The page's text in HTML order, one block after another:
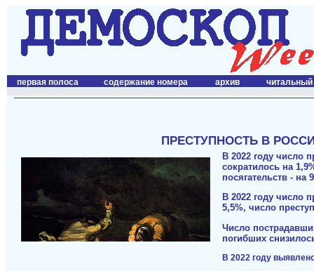
первая полоса содержание номера архив читальный
ПРЕСТУПНОСТЬ В
В 2022 году число
сократилось на
посягательств - на
В 2022 году число
5,5%, число
Число
погибших
В 2022 году